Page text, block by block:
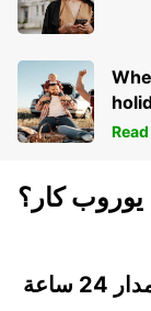
يوروب كار؟